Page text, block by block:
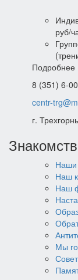
руб/
Подробнее
8 (351) 6-
centr-
г.
Наши
Наш
Наш
Мы